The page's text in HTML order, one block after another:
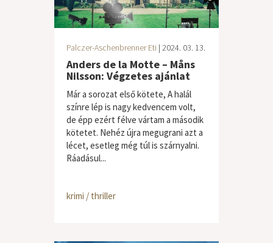
Palczer-Aschenbrenner Eti | 2024. 03. 13.
Anders de la Motte – Måns
Nilsson: Végzetes ajánlat
Már a sorozat első kötete, A halál
színre lép is nagy kedvencem volt,
de épp ezért félve vártam a második
kötetet. Nehéz újra megugrani azt a
lécet, esetleg még túl is szárnyalni.
Ráadásul...
krimi / thriller